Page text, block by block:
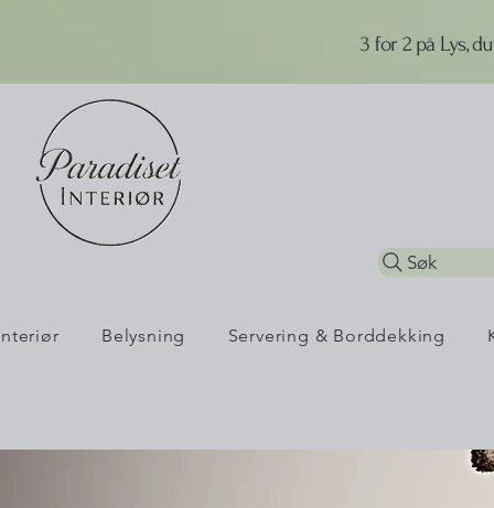
3 for 2 på Lys,
Søk
Belysning Servering & Borddekking